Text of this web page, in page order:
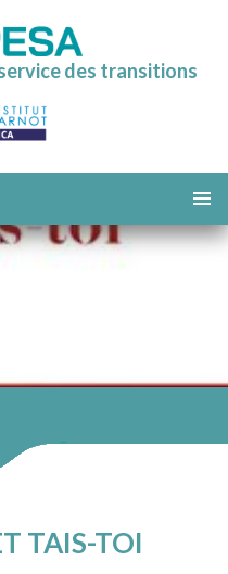
des transitions
MENU
TAIS-TOI